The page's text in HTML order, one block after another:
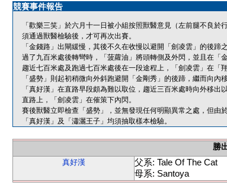
競賽事件報告
「歡樂三笑」於六月十一日被小組按照獸醫意見（左前腿不良
須通過獸醫檢驗後，才可再次出賽。
「金錢路」出閘緩慢，其後不久在收慢以避開「劍凌雲」的後蹄
過了九百米處後轉彎時，「菠蘿油」將頭轉側及外閃，並且在「
趨近七百米處及跑過七百米處後在一段途程上，「劍凌雲」在
「盛勢」則起初稍微向外斜跑避開「金剛秀」的後蹄，繼而向內
「真好漢」在直路早段頗為難以取位，趨近三百米處時向外移出
直路上，「劍凌雲」在催策下內閃。
賽後獸醫立即檢查「盛勢」，並無發現任何明顯異常之處，但由
「真好漢」及「瀟灑王子」均須抽取樣本檢驗。
勝
真好漢
父系: Tale Of The Cat
母系: Santoya